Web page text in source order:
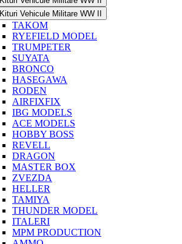
Kituri Vehicule Militare WW II
TAKOM
RYEFIELD MODEL
TRUMPETER
SUYATA
BRONCO
HASEGAWA
RODEN
AIRFIXFIX
IBG MODELS
ACE MODELS
HOBBY BOSS
REVELL
DRAGON
MASTER BOX
ZVEZDA
HELLER
TAMIYA
THUNDER MODEL
ITALERI
MPM PRODUCTION